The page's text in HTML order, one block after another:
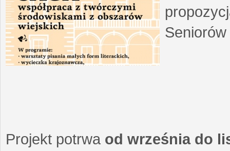
Projekt potrwa od września do